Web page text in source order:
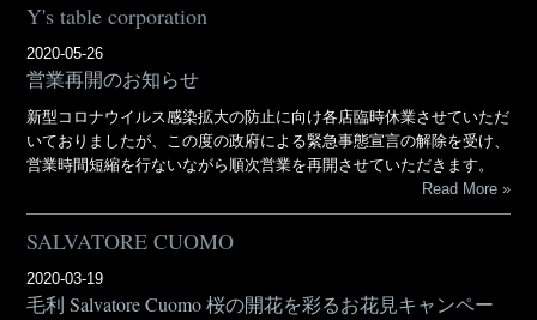
Y's table corporation
2020-05-26
営業再開のお知らせ
新型コロナウイルス感染拡大の防止に向け各店臨時休業させていただ
いておりましたが、この度の政府による緊急事態宣言の解除を受け、
営業時間短縮を行ないながら順次営業を再開させていただきます。
Read More
SALVATORE CUOMO
2020-03-19
毛利 Salvatore Cuomo 桜の開花を彩るお花見キャンペー